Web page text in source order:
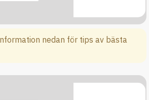
nedan för tips av bästa